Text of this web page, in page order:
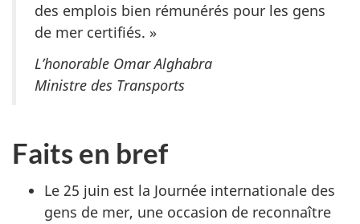
des emplois bien rémunérés pour les gens
de mer certifiés. »
L’honorable Omar Alghabra
Ministre des Transports
Faits en bref
Le 25 juin est la Journée internationale des
gens de mer, une occasion de reconnaître